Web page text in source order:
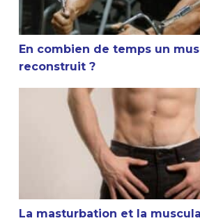
En combien de temps un
reconstruit ?
La masturbation et la
La masturbation et la